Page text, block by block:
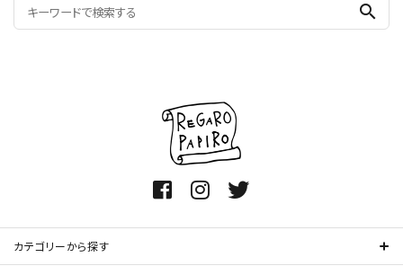
search
カテゴリーから探す